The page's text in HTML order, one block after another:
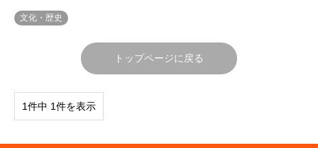
文化・歴史
トップページに戻る
1件中 1件を表示